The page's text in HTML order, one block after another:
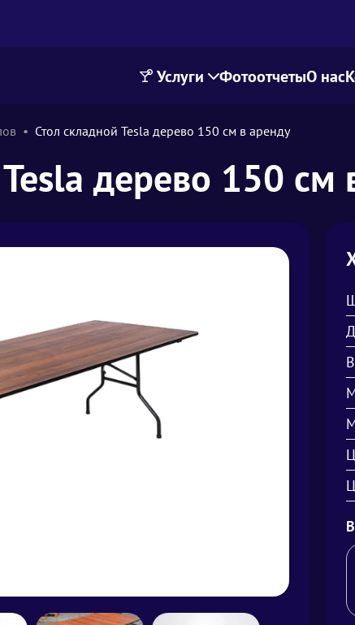
Услуги ФотоотчетыО нас
Стол складной Tesla дерево 150 см в аренду
дерево 150 см